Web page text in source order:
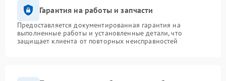
Гарантия на работы и запчасти
Предоставляется документированная гарантия на
выполненные работы и установленные детали, что
защищает клиента от повторных неисправностей